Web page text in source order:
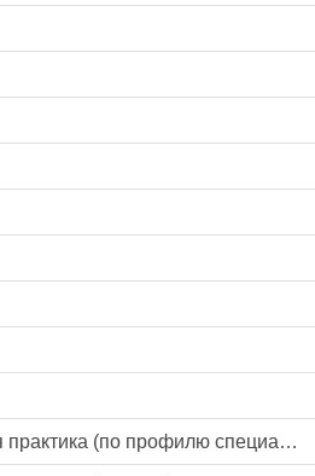
Производственная практика (по профилю специальности)